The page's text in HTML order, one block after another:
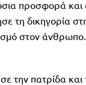
προσφορά και
τη δικηγορία
στον άνθρωπο.
την πατρίδα και